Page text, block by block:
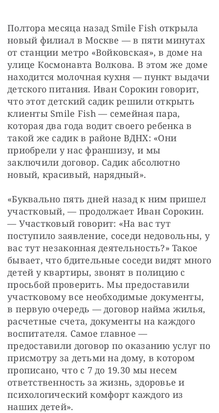
Полтора месяца назад Smile Fish открыла
новый филиал в Москве — в пяти минутах
от станции метро «Войковская», в доме на
улице Космонавта Волкова. В этом же доме
находится молочная кухня — пункт выдачи
детского питания. Иван Сорокин говорит,
что этот детский садик решили открыть
клиенты Smile Fish — семейная пара,
которая два года водит своего ребенка в
такой же садик в районе ВДНХ: «Они
приобрели у нас франшизу, и мы
заключили договор. Садик абсолютно
новый, красивый, нарядный».
«Буквально пять дней назад к ним пришел
участковый, — продолжает Иван Сорокин.
— Участковый говорит: «На вас тут
поступило заявление, соседи недовольны, у
вас тут незаконная деятельность?» Такое
бывает, что бдительные соседи видят много
детей у квартиры, звонят в полицию с
просьбой проверить. Мы предоставили
участковому все необходимые документы,
в первую очередь — договор найма жилья,
расчетные счета, документы на каждого
воспитателя. Самое главное —
предоставили договор по оказанию услуг по
присмотру за детьми на дому, в котором
прописано, что с 7 до 19.30 мы несем
ответственность за жизнь, здоровье и
психологический комфорт каждого из
наших детей».